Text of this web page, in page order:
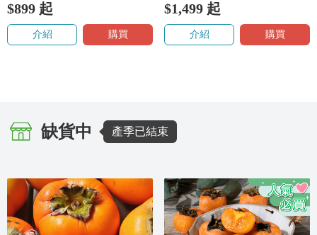
$899 起
介紹 購買
$1,499 起
介紹 購買
缺貨中 產季已結束